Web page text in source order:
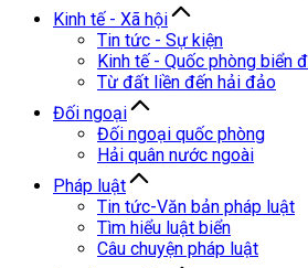
Kinh tế - Xã hội
Tin tức - Sự kiện
Kinh tế - Quốc phòng biển
Từ đất liền đến hải đảo
Đối ngoại
Đối ngoại quốc phòng
Hải quân nước ngoài
Pháp luật
Tin tức-Văn bản pháp luật
Tìm hiểu luật biển
Câu chuyện pháp luật